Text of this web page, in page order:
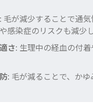
: 毛が減少することで通
感染症のリスクも減少し
さ: 生理中の経血の付
: 毛が減ることで、かゆ